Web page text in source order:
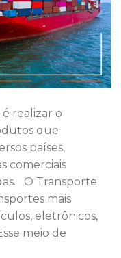
realizar o
que
países,
comerciais
O Transporte
mais
eletrônicos,
meio de